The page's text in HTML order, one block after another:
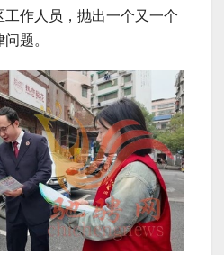
工作人员，抛出一个又一个
题。